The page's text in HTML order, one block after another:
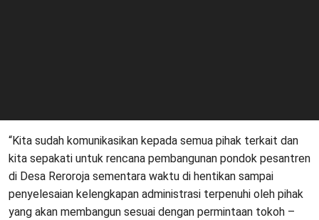
“Kita sudah komunikasikan kepada semua pihak terkait dan
kita sepakati untuk rencana pembangunan pondok pesantren
di Desa Reroroja sementara waktu di hentikan sampai
penyelesaian kelengkapan administrasi terpenuhi oleh pihak
yang akan membangun sesuai dengan permintaan tokoh –